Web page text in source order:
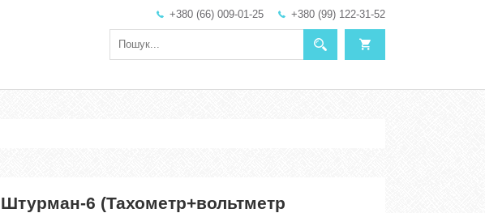
+380 (66) 009-01-25 +380 (99) 122-31-52
Штурман-6 (Тахометр+вольтметр